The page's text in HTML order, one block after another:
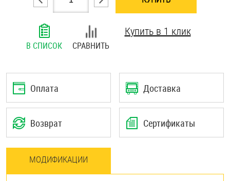
В СПИСОК СРАВНИТЬ
Купить в 1 клик
Оплата Доставка
Возврат Сертификаты
МОДИФИКАЦИИ